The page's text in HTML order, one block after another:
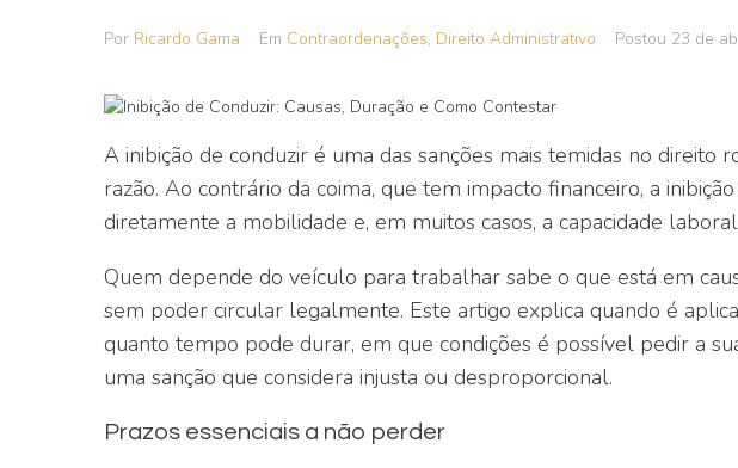
Por Ricardo Gama Em Contraordenações, Direito Administrativo Postou 23 de
A inibição de conduzir é uma das sanções mais temidas no direito
razão. Ao contrário da coima, que tem impacto financeiro, a
diretamente a mobilidade e, em muitos casos, a capacidade
Quem depende do veículo para trabalhar sabe o que está em
sem poder circular legalmente. Este artigo explica quando é
quanto tempo pode durar, em que condições é possível pedir a
uma sanção que considera injusta ou desproporcional.
Prazos essenciais a não perder